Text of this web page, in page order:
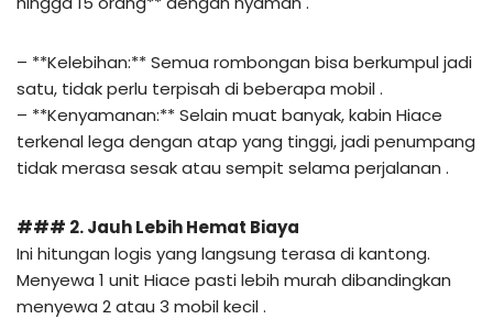
– **Kelebihan:** Semua rombongan bisa berkumpul jadi
satu, tidak perlu terpisah di beberapa mobil .
– **Kenyamanan:** Selain muat banyak, kabin Hiace
terkenal lega dengan atap yang tinggi, jadi penumpang
tidak merasa sesak atau sempit selama perjalanan .
### 2. Jauh Lebih Hemat Biaya
Ini hitungan logis yang langsung terasa di kantong.
Menyewa 1 unit Hiace pasti lebih murah dibandingkan
menyewa 2 atau 3 mobil kecil .